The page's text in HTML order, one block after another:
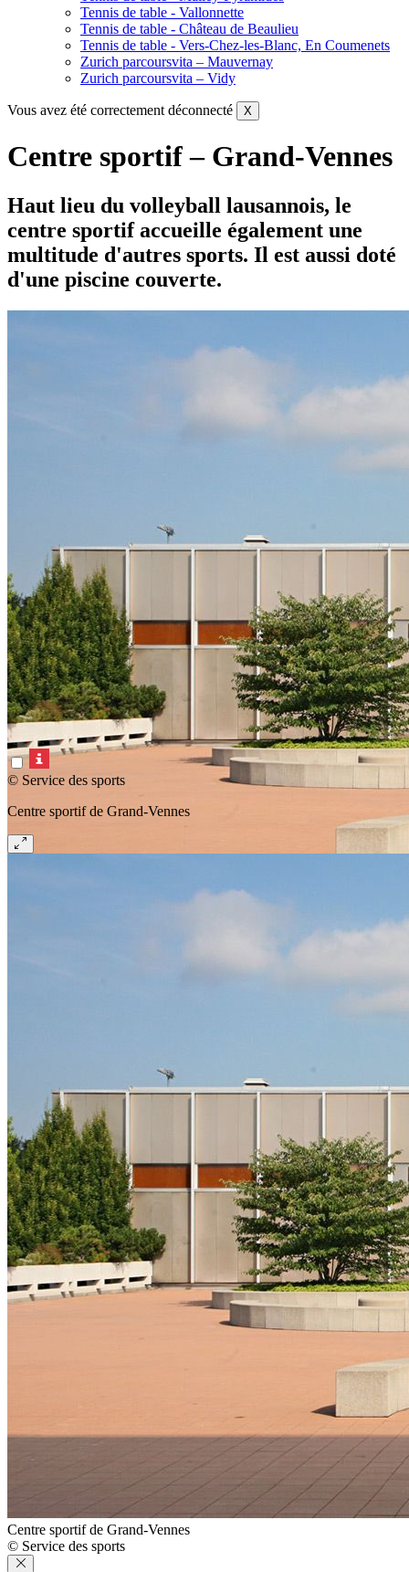
Tennis de table - Vallonnette
Tennis de table - Château de Beaulieu
Tennis de table - Vers-Chez-les-Blanc, En Coumenets
Zurich parcoursvita – Mauvernay
Zurich parcoursvita – Vidy
Vous avez été correctement déconnecté X
Centre sportif – Grand-Vennes
Haut lieu du volleyball lausannois, le
centre sportif accueille également une
multitude d'autres sports. Il est aussi doté
d'une piscine couverte.
© Service des sports
Centre sportif de Grand-Vennes
Centre sportif de Grand-Vennes
© Service des sports